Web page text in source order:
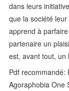
dans leurs
que la société
apprend à
partenaire un
est, avant tout, un
Pdf recommandé:
Agoraphobia One